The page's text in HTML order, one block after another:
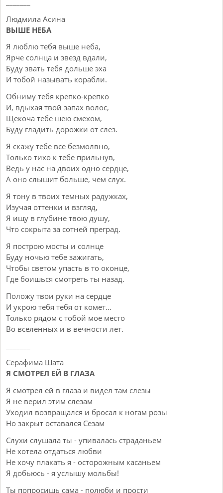
Людмила Асина
ВЫШЕ НЕБА
Я люблю тебя выше неба,
Ярче солнца и звезд вдали,
Буду звать тебя дольше эха
И тобой называть корабли.
Обниму тебя крепко-крепко
И, вдыхая твой запах волос,
Щекоча тебе шею смехом,
Буду гладить дорожки от слез.
Я скажу тебе все безмолвно,
Только тихо к тебе прильнув,
Ведь у нас на двоих одно сердце,
А оно слышит больше, чем слух.
Я тону в твоих темных радужках,
Изучая оттенки и взгляд,
Я ищу в глубине твою душу,
Что сокрыта за сотней преград.
Я построю мосты и солнце
Буду ночью тебе зажигать,
Чтобы светом упасть в то оконце,
Где боишься смотреть ты назад.
Положу твои руки на сердце
И укрою тебя тебя от комет...
Только рядом с тобой мое место
Во вселенных и в вечности лет.
Серафима Шата
Я СМОТРЕЛ ЕЙ В ГЛАЗА
Я смотрел ей в глаза и видел там слезы
Я не верил этим слезам
Уходил возвращался и бросал к ногам розы
Но закрыт оставался Сезам
Слухи слушала ты - упивалась страданьем
Не хотела отдаться любви
Не хочу плакать я - осторожным касаньем
Я добьюсь - я услышу мольбы!
Ты попросишь сама - полюби и прости